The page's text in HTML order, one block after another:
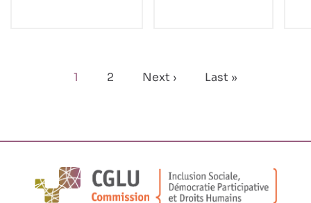
Page
1 Page
2
Page
Next ›
Dernière
Last »